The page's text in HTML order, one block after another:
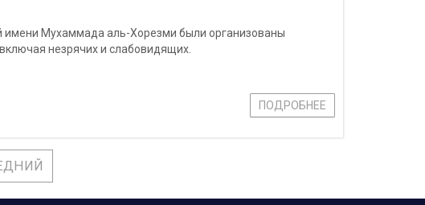
имени Мухаммада аль-Хорезми были организованы
незрячих и слабовидящих.
ПОДРОБНЕЕ